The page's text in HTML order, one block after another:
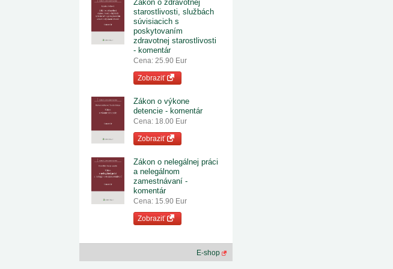
Zákon o zdravotnej
starostlivosti, službách
súvisiacich s
poskytovaním
zdravotnej starostlivosti
- komentár
Cena: 25.90 Eur
Zobraziť
Zákon o výkone
detencie - komentár
Cena: 18.00 Eur
Zobraziť
Zákon o nelegálnej práci
a nelegálnom
zamestnávaní -
komentár
Cena: 15.90 Eur
Zobraziť
E-shop